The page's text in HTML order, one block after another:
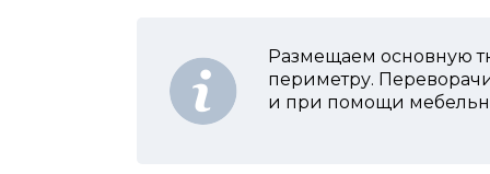
Размещаем основную
периметру.
и при помощи